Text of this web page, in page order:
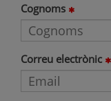
Cognoms
Correu electrònic